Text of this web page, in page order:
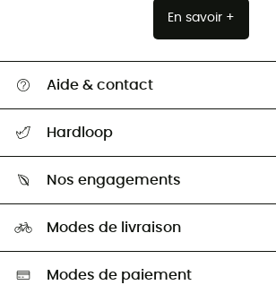
En savoir +
Aide & contact
Retour & remboursement
Guide des tailles
Seconde Main
Aide & Contact
Hardloop
HardGuides
Nos engagements
Sélection éco-responsable
Modes de livraison
Modes de paiement